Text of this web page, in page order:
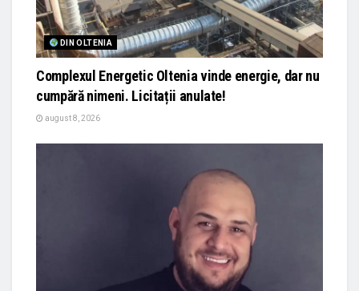
DIN OLTENIA
Complexul Energetic Oltenia vinde energie, dar nu
cumpără nimeni. Licitații anulate!
august 8, 2026